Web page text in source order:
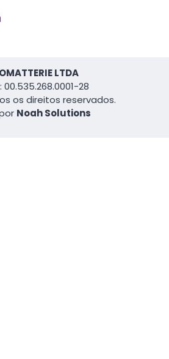
LTDA
00.535.268.0001-28
os direitos reservados.
Noah Solutions